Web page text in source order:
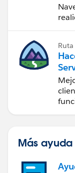
Ruta
Más ayuda